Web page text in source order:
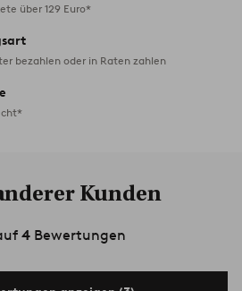
über 129 Euro*
bezahlen oder in Raten zahlen
Kunden
4 Bewertungen